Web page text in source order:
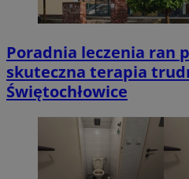
Poradnia leczenia ran
skuteczna terapia
Świętochłowice